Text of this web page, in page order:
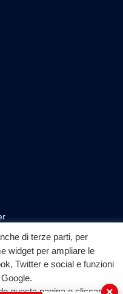
▶
YouTube
di terze parti, per
widget per ampliare le
Twitter e social e funzioni
questa pagina o cliccando